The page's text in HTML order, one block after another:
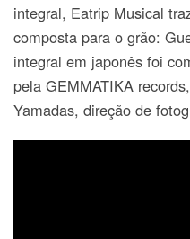
integral, Eatrip Musical
composta para o grão:
integral em japonês foi
pela GEMMATIKA
Yamadas, direção de